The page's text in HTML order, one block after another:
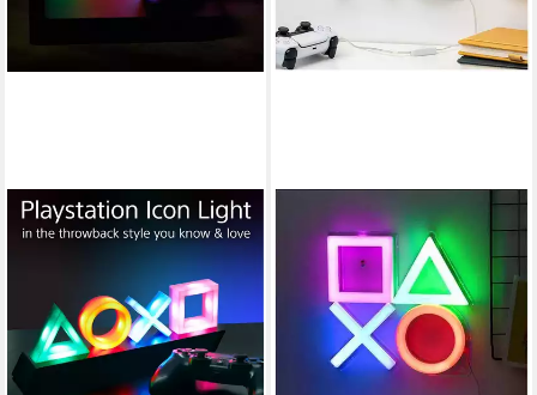
PALADONE
Dekolicht PlayStation Icons
Leuchte mit 3 Lichtmodi, LED
fest integriert, Dynamisches
Phasenlicht & Standardmodus
ab 35,69 €
lieferbar in 4 Wochen
PALADONE
LED Wandleuchte Playstation,
verstellbar, LED, Mit
verstellbar und LED.
32,89 €
lieferbar - in 3-4 Werktagen bei dir